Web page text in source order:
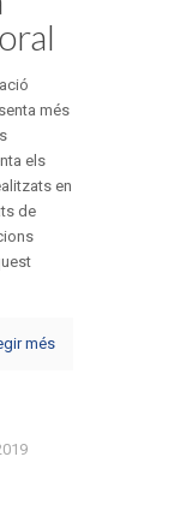
més
els
en
de
més